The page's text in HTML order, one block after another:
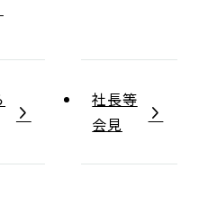
社長等
会見